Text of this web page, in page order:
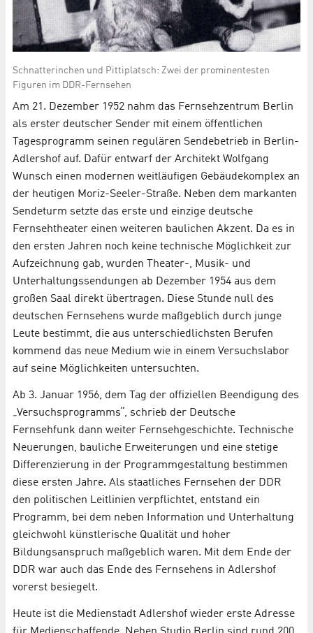
Schnatterinchen und Pittiplatsch: Zwei der prominentesten
Figuren im DDR-Fernsehen
Am 21. Dezember 1952 nahm das Fernsehzentrum Berlin
als erster deutscher Sender mit einem öffentlichen
Tagesprogramm seinen regulären Sendebetrieb in Berlin-
Adlershof auf. Dafür entwarf der Architekt Wolfgang
Wunsch einen modernen weitläufigen Gebäudekomplex an
der heutigen Moriz-Seeler-Straße. Neben dem markanten
Sendeturm setzte das erste und einzige deutsche
Fernsehtheater einen weiteren baulichen Akzent. Da es in
den ersten Jahren noch keine technische Möglichkeit zur
Aufzeichnung gab, wurden Theater-, Musik- und
Unterhaltungssendungen ab Dezember 1954 aus dem
großen Saal direkt übertragen. Diese Stunde null des
deutschen Fernsehens wurde maßgeblich durch junge
Leute bestimmt, die aus unterschiedlichsten Berufen
kommend das neue Medium wie in einem Versuchslabor
auf seine Möglichkeiten untersuchten.
Ab 3. Januar 1956, dem Tag der offiziellen Beendigung des
„Versuchsprogramms“, schrieb der Deutsche
Fernsehfunk dann weiter Fernsehgeschichte. Technische
Neuerungen, bauliche Erweiterungen und eine stetige
Differenzierung in der Programmgestaltung bestimmen
diese ersten Jahre. Als staatliches Fernsehen der DDR
den politischen Leitlinien verpflichtet, entstand ein
Programm, bei dem neben Information und Unterhaltung
gleichwohl künstlerische Qualität und hoher
Bildungsanspruch maßgeblich waren. Mit dem Ende der
DDR war auch das Ende des Fernsehens in Adlershof
vorerst besiegelt.
Heute ist die Medienstadt Adlershof wieder erste Adresse